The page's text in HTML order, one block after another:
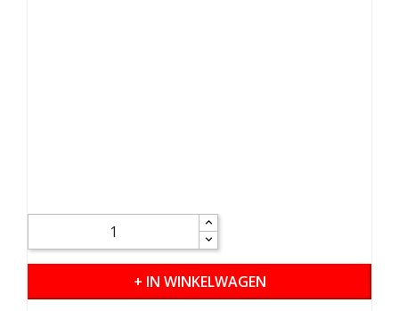
+ IN WINKELWAGEN